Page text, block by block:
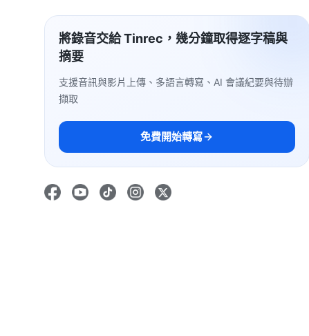
將錄音交給 Tinrec，幾分鐘取得逐字稿與
摘要
支援音訊與影片上傳、多語言轉寫、AI 會議紀要與待辦
擷取
免費開始轉寫